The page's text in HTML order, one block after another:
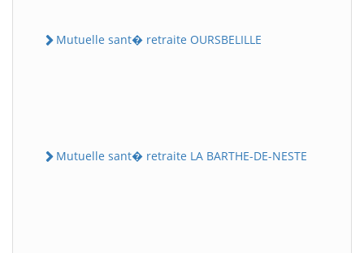
Mutuelle sant� retraite OURSBELILLE
Mutuelle sant� retraite LA BARTHE-DE-NESTE